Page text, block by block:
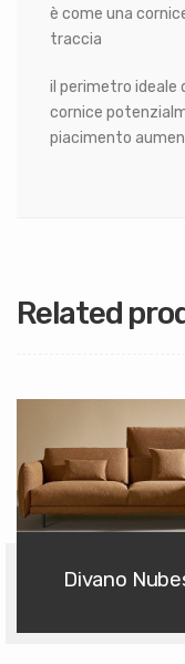
è come una
traccia
il perimetro ideale
cornice
piacimento
Related
Divano